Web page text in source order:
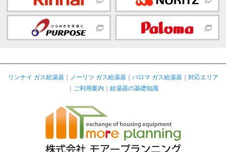
リンナイ ガス給湯器｜ ノーリツ ガス給湯器｜ パロマ ガス給湯器｜ 対応エリア
ご利用案内 給湯器の基礎知識